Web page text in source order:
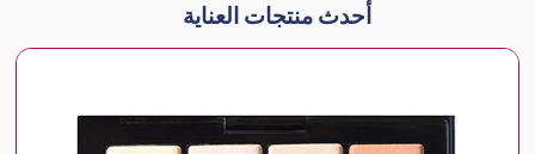
أحدث منتجات العناية